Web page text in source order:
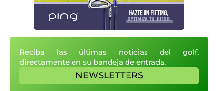
Reciba las últimas noticias del golf,
directamente en su bandeja de entrada.
NEWSLETTERS